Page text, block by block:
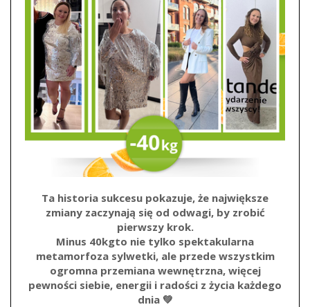
Ta historia sukcesu pokazuje, że największe
zmiany zaczynają się od odwagi, by zrobić
pierwszy krok.
Minus 40kgto nie tylko spektakularna
metamorfoza sylwetki, ale przede wszystkim
ogromna przemiana wewnętrzna, więcej
pewności siebie, energii i radości z życia każdego
dnia 💚